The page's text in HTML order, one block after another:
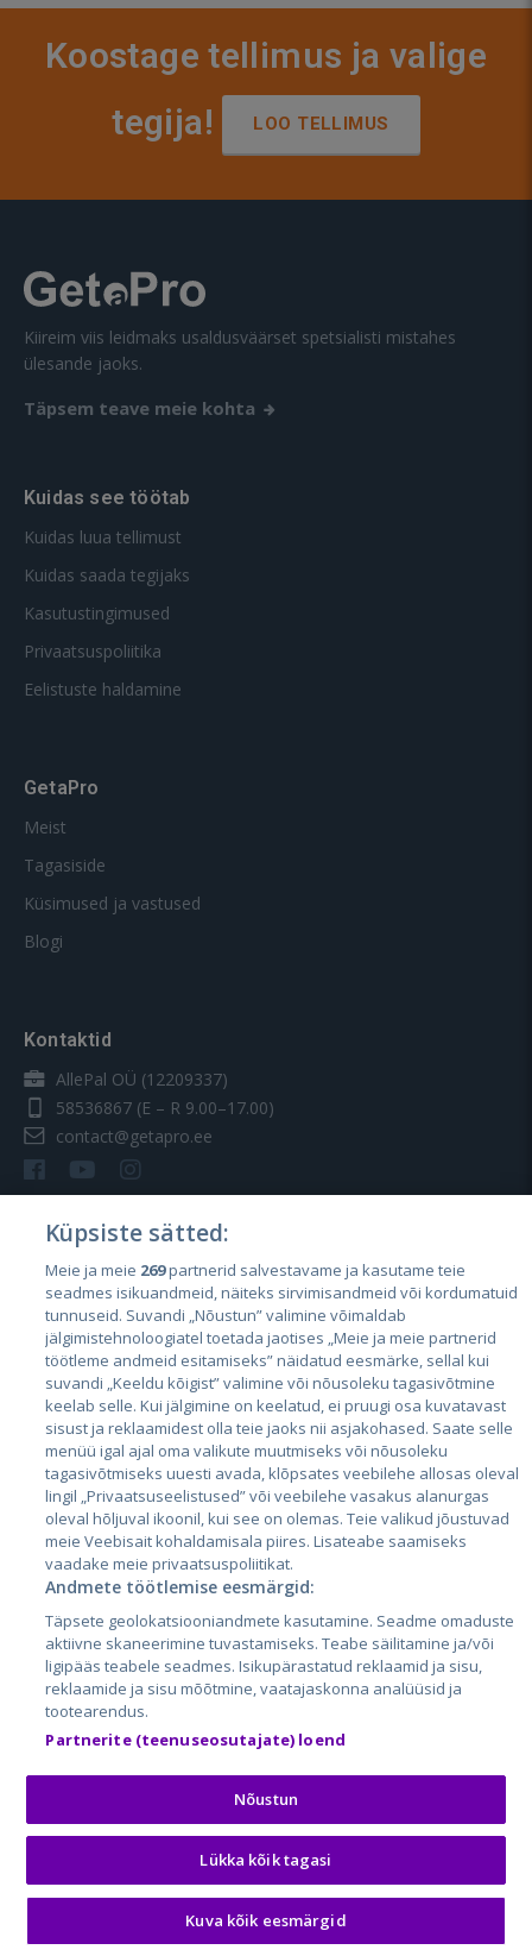
Koostage tellimus ja valige
tegija!
LOO TELLIMUS
Kiireim viis leidmaks usaldusväärset spetsialisti mistahes
ülesande jaoks.
Täpsem teave meie kohta
Kuidas see töötab
Kuidas luua tellimust
Kuidas saada tegijaks
Kasutustingimused
Privaatsuspoliitika
Eelistuste haldamine
GetaPro
Meist
Tagasiside
Küsimused ja vastused
Blogi
Kontaktid
AllePal OÜ (12209337)
58536867 (E – R 9.00–17.00)
contact@getapro.ee
Riigid
Eesti
Läti
Leedu
City24.lv
City24.ee
GetaPro.lv
GetaPro.ee
Autoplius.lt
Aruodas.lt
CVbankas.lt
Kainos.lt
Paslaugos.lt
auto24.ee
Osta.ee
KuldneBörs.ee
© 2026 GetaPro. Kõik õigused kaitstud.
Küpsiste sätted:
Meie ja meie 269partnerid salvestavame ja kasutame teie
seadmes isikuandmeid, näiteks sirvimisandmeid või kordumatuid
tunnuseid. Suvandi „Nõustun” valimine võimaldab
jälgimistehnoloogiatel toetada jaotises „Meie ja meie partnerid
töötleme andmeid esitamiseks” näidatud eesmärke, sellal kui
suvandi „Keeldu kõigist” valimine või nõusoleku tagasivõtmine
keelab selle. Kui jälgimine on keelatud, ei pruugi osa kuvatavast
sisust ja reklaamidest olla teie jaoks nii asjakohased. Saate selle
menüü igal ajal oma valikute muutmiseks või nõusoleku
tagasivõtmiseks uuesti avada, klõpsates veebilehe allosas oleval
lingil „Privaatsuseelistused” või veebilehe vasakus alanurgas
oleval hõljuval ikoonil, kui see on olemas. Teie valikud jõustuvad
meie Veebisait kohaldamisala piires. Lisateabe saamiseks
vaadake meie privaatsuspoliitikat.
Andmete töötlemise eesmärgid:
Täpsete geolokatsiooniandmete kasutamine. Seadme omaduste
aktiivne skaneerimine tuvastamiseks. Teabe säilitamine ja/või
ligipääs teabele seadmes. Isikupärastatud reklaamid ja sisu,
reklaamide ja sisu mõõtmine, vaatajaskonna analüüsid ja
tootearendus.
Partnerite (teenuseosutajate) loend
Nõustun
Lükka kõik tagasi
Kuva kõik eesmärgid